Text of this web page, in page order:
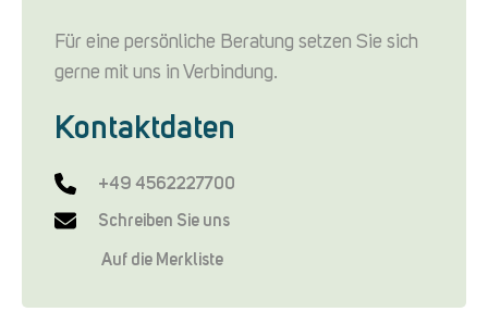
Für eine persönliche Beratung setzen Sie sich
gerne mit uns in Verbindung.
Kontaktdaten
+49 4562227700
Schreiben Sie uns
Auf die Merkliste